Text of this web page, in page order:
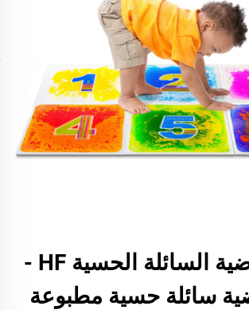
ألواح الأرضية السائلة الحسية HF -
سائلة حسية مطبوعة